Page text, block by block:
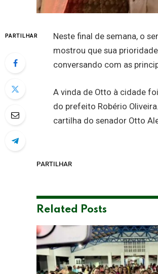
PARTILHAR
Neste final de semana, o
mostrou que sua
conversando com as
A vinda de Otto à cidade
do prefeito Robério
cartilha do senador Otto
PARTILHAR
Related Posts